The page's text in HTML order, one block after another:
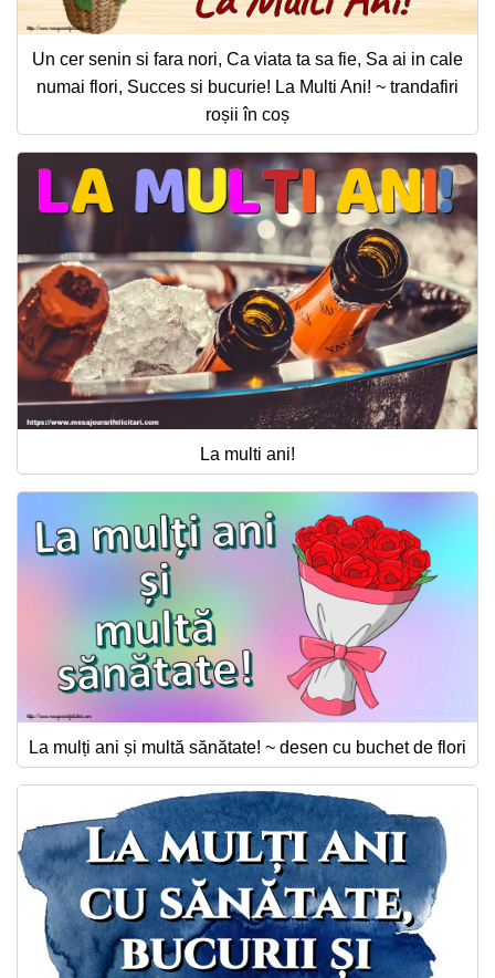
Un cer senin si fara nori, Ca viata ta sa fie, Sa ai in cale
numai flori, Succes si bucurie! La Multi Ani! ~ trandafiri
roșii în coș
La multi ani!
La mulți ani și multă sănătate! ~ desen cu buchet de flori